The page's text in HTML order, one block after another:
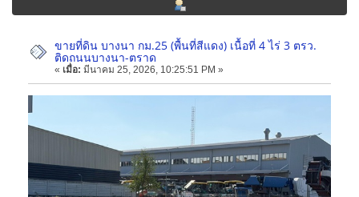
ขายที่ดิน บางนา กม.25 (พื้นที่สีแดง) เนื้อที่ 4 ไร่ 3 ตรว.
ติดถนนบางนา-ตราด
« เมื่อ: มีนาคม 25, 2026, 10:25:51 PM »